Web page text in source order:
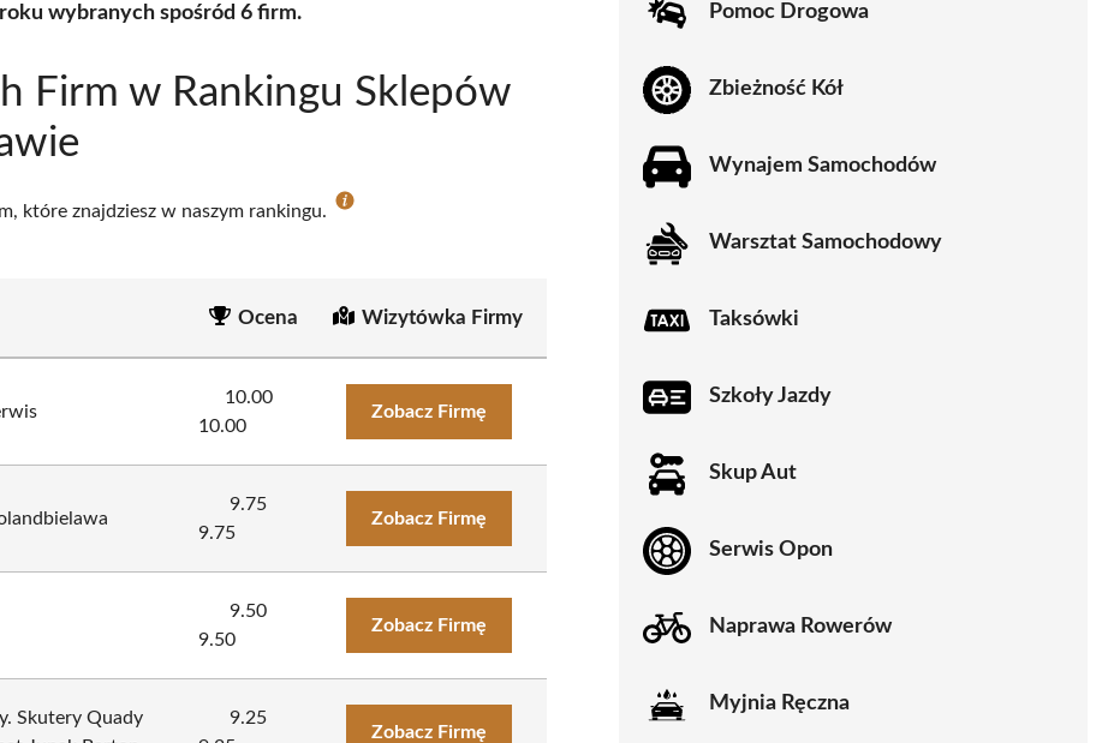
wybranych spośród 6 firm.
Firm w Rankingu Sklepów
które znajdziesz w naszym rankingu.
Ocena Wizytówka Firmy
10.00
10.00
Zobacz Firmę
9.75
9.75
Zobacz Firmę
9.50
9.50
Zobacz Firmę
Skutery Quady
9.25
Zobacz Firmę
Pomoc Drogowa
Zbieżność Kół
Wynajem Samochodów
Warsztat Samochodowy
Taksówki
Szkoły Jazdy
Skup Aut
Serwis Opon
Naprawa Rowerów
Myjnia Ręczna